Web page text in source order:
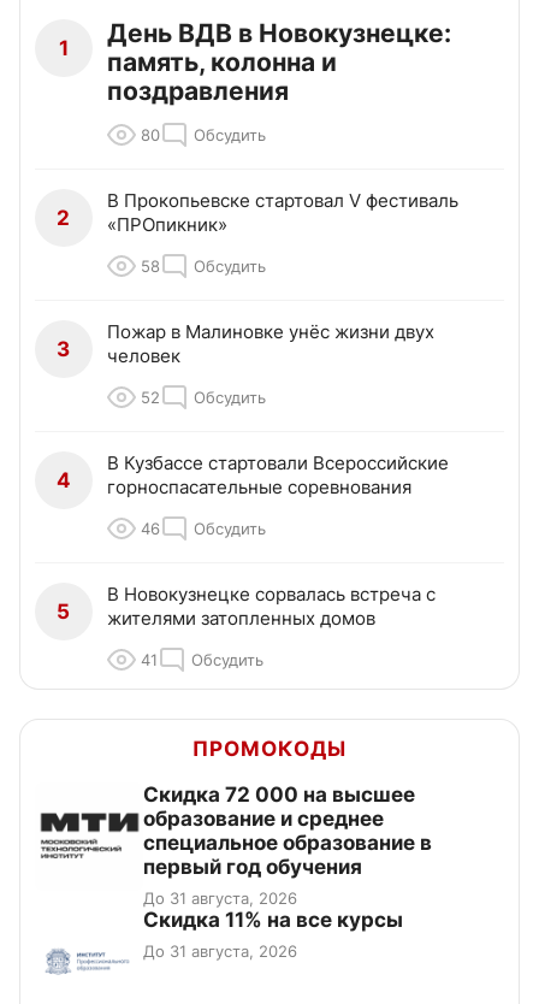
1
День ВДВ в Новокузнецке:
память, колонна и
поздравления
80 Обсудить
2
В Прокопьевске стартовал V фестиваль
«ПРОпикник»
58 Обсудить
3
Пожар в Малиновке унёс жизни двух
человек
52 Обсудить
4
В Кузбассе стартовали Всероссийские
горноспасательные соревнования
46 Обсудить
5
В Новокузнецке сорвалась встреча с
жителями затопленных домов
41 Обсудить
ПРОМОКОДЫ
Скидка 72 000 на высшее
образование и среднее
специальное образование в
первый год обучения
До 31 августа, 2026
Скидка 11% на все курсы
До 31 августа, 2026